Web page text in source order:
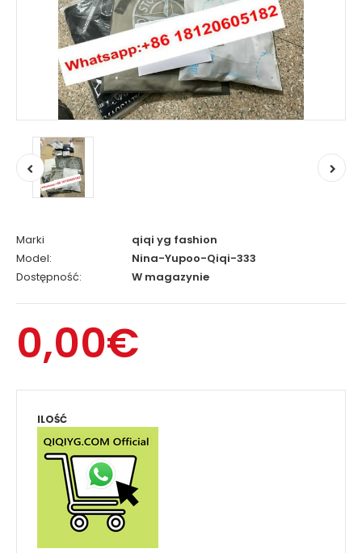
Marki
qiqi yg fashion
Model:
Nina-Yupoo-Qiqi-333
Dostępność:
W magazynie
0,00€
ILOŚĆ